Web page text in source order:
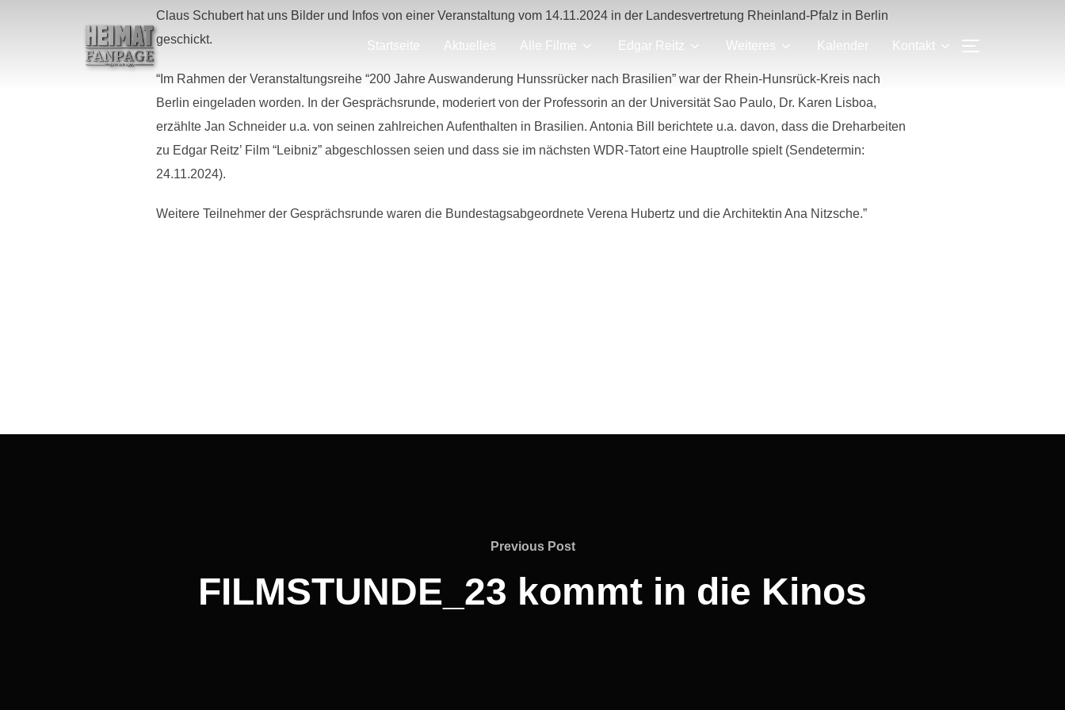
Startseite
Aktuelles Alle Filme Edgar Reitz Weiteres Kalender Kontakt
Claus Schubert hat uns Bilder und Infos von einer Veranstaltung vom 14.11.2024 in der Landesvertretung Rheinland-Pfalz in Berlin
geschickt.
“Im Rahmen der Veranstaltungsreihe “200 Jahre Auswanderung Hunssrücker nach Brasilien” war der Rhein-Hunsrück-Kreis nach
Berlin eingeladen worden. In der Gesprächsrunde, moderiert von der Professorin an der Universität Sao Paulo, Dr. Karen Lisboa,
erzählte Jan Schneider u.a. von seinen zahlreichen Aufenthalten in Brasilien. Antonia Bill
berichtete u.a. davon, dass die Dreharbeiten
zu Edgar Reitz’ Film “Leibniz” abgeschlossen seien und dass sie im nächsten WDR-Tatort eine Hauptrolle spielt (Sendetermin:
24.11.2024).
Weitere Teilnehmer der Gesprächsrunde waren die Bundestagsabgeordnete Verena Hubertz und die Architektin Ana Nitzsche.”
Previous
Previous Post
FILMSTUNDE_23 kommt in die Kinos